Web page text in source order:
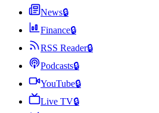
News🔒
Finance🔒
RSS Reader🔒
Podcasts🔒
YouTube🔒
Live TV🔒